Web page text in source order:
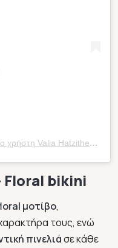
Η δημοσίευση κοινοποιήθηκε από το χρήστη Valia Hatzitheodwrou (@valiahtz_)
Floral bikini
μοτίβο,
τους, ενώ
πινελιάσε κάθε